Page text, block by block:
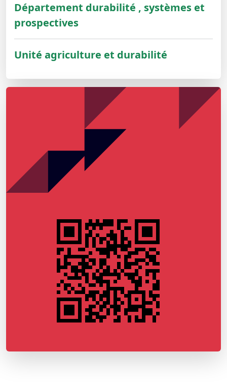
Département durabilité , systèmes et
prospectives
Unité agriculture et durabilité